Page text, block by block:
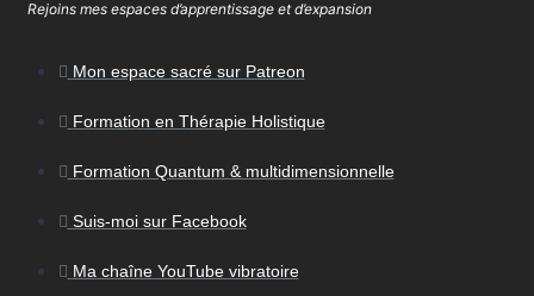
Rejoins mes espaces d’apprentissage et d’expansion
Mon espace sacré sur Patreon
Formation en Thérapie Holistique
Formation Quantum & multidimensionnelle
Suis-moi sur Facebook
Ma chaîne YouTube vibratoire